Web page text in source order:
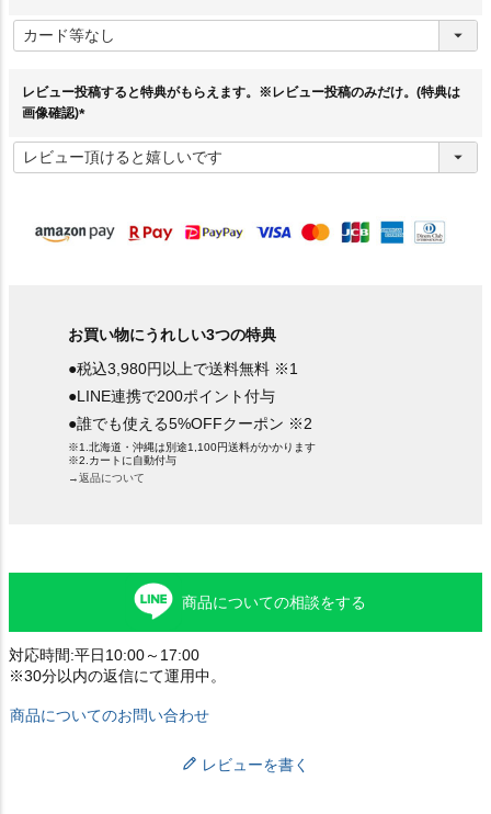
必
須
レビュー投稿すると特典がもらえます。※レビュー投稿のみだけ。(特典は
画像確認)
必
須
お買い物にうれしい3つの特典
●税込3,980円以上で送料無料 ※1
●LINE連携で200ポイント付与
●誰でも使える5%OFFクーポン ※2
※1.北海道・沖縄は別途1,100円送料がかかります
※2.カートに自動付与
→返品について
商品についての相談をする
対応時間:平日10:00～17:00
※30分以内の返信にて運用中。
商品についてのお問い合わせ
レビューを書く